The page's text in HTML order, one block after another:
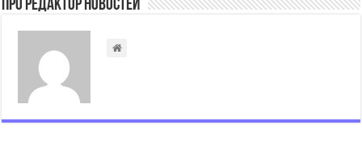
Про Редактор Новостей